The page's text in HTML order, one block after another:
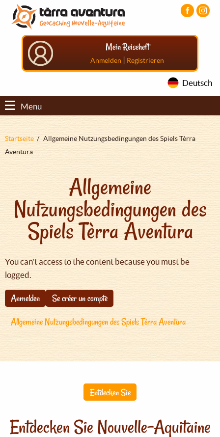
Direkt
zum
Inhalt
Aller
menu
principal
Aller
pied
Mein Reiseheft
Anmelden | Registrieren
Deutsch
Menu
Pfadnavigation
Startseite
Allgemeine Nutzungsbedingungen des Spiels Tèrra
Aventura
Allgemeine
Nutzungsbedingungen des
Spiels Tèrra Aventura
You can't access to the content because you must be
logged.
Anmelden
Se créer un compte
Allgemeine Nutzungsbedingungen des Spiels Tèrra Aventura
Entdecken Sie
Entdecken Sie Nouvelle-Aquitaine